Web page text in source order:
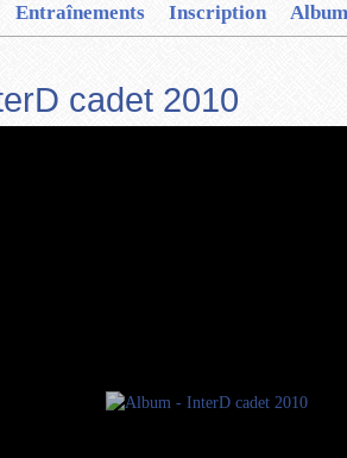
Entraînements Inscription
cadet 2010